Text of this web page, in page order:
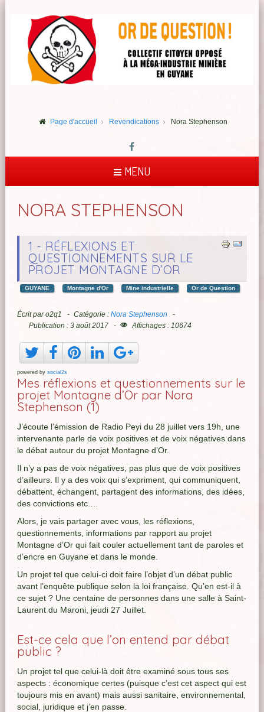
Page d'accueil Revendications Nora Stephenson
MENU
NORA STEPHENSON
1 - RÉFLEXIONS ET
QUESTIONNEMENTS SUR LE
PROJET MONTAGNE D’OR
GUYANE Montagne d'Or Mine industrielle Or de Question
Écrit paro2q1 Catégorie : Nora Stephenson
Publication : 3 août 2017
Affichages : 10674
powered by social2s
Mes réflexions et questionnements sur le
projet Montagne d’Or par Nora
Stephenson (1)
J’écoute l’émission de Radio Peyi du 28 juillet vers 19h, une
intervenante parle de voix positives et de voix négatives dans
le débat autour du projet Montagne d’Or.
Il n’y a pas de voix négatives, pas plus que de voix positives
d’ailleurs. Il y a des voix qui s’expriment, qui communiquent,
débattent, échangent, partagent des informations, des idées,
des convictions etc.…
Alors, je vais partager avec vous, les réflexions,
questionnements, informations par rapport au projet
Montagne d’Or qui fait couler actuellement tant de paroles et
d’encre en Guyane et dans le monde.
Un projet tel que celui-ci doit faire l’objet d’un débat public
avant l’enquête publique selon la loi française. Qu’en est-il à
ce sujet ? Une centaine de personnes dans une salle à Saint-
Laurent du Maroni, jeudi 27 Juillet.
Est-ce cela que l’on entend par débat
public ?
Un projet tel que celui-là doit être examiné sous tous ses
aspects : économique certes (puisque c’est cet aspect qui est
toujours mis en avant) mais aussi sanitaire, environnemental,
social, juridique et j’en passe.